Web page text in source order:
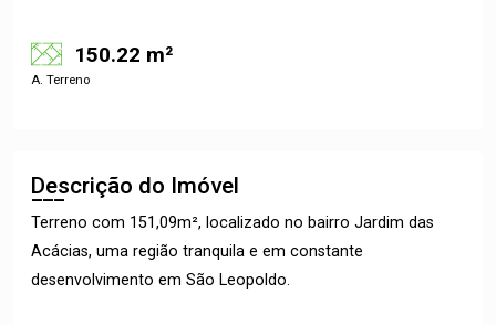
150.22 m²
A. Terreno
Descrição do Imóvel
Terreno com 151,09m², localizado no bairro Jardim das
Acácias, uma região tranquila e em constante
desenvolvimento em São Leopoldo.